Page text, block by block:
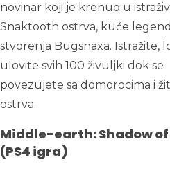
novinar koji je krenuo u
Snaktooth ostrva, kuće
stvorenja Bugsnaxa. Istražite,
ulovite svih 100 živuljki dok se
povezujete sa domorocima i
ostrva.
Middle-earth: Shadow of
(PS4 igra)